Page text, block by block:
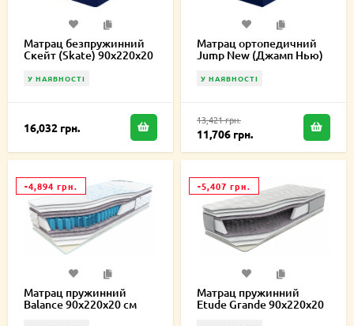
Матрац безпружинний
Скейт (Skate) 90х220х20
У НАЯВНОСТІ
16,032 грн.
Матрац ортопедичний
Jump New (Джамп Нью)
У НАЯВНОСТІ
13,421 грн.
11,706 грн.
-4,894 грн.
Матрац пружинний
Balance 90х220х20 см
-5,407 грн.
Матрац пружинний
Etude Grande 90х220х20